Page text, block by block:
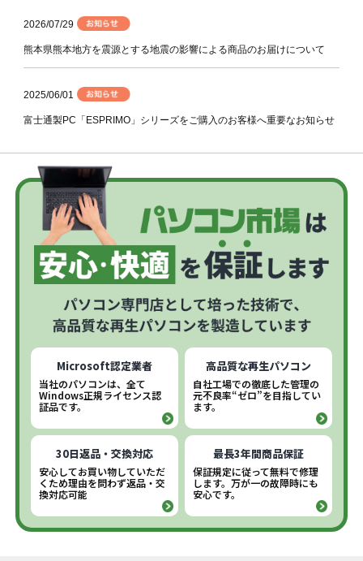
2026/07/29
熊本県熊本地方を震源とする地震の影響による商品のお届けについて
2025/06/01
富士通製PC「ESPRIMO」シリーズをご購入のお客様へ重要なお知らせ
Microsoft認定業者
当社のパソコンは、全て
Windows正規ライセンス認
証品です。
高品質な再生パソコン
自社工場での徹底した管理の
元不良率“ゼロ”を目指してい
ます。
30日返品・交換対応
安心してお買い物していただ
くため理由を問わず返品・交
換対応可能
最長3年間商品保証
保証規定に従って無料で修理
します。万が一の故障時にも
安心です。